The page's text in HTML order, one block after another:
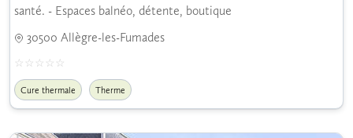
santé. - Espaces balnéo, détente, boutique
30500 Allègre-les-Fumades
Cure thermale Therme